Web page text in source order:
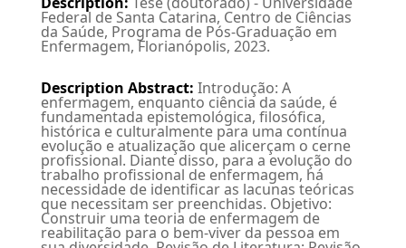
Federal de Santa Catarina, Centro de Ciências
da Saúde, Programa de Pós-Graduação em
Enfermagem, Florianópolis, 2023.
Description Abstract: Introdução: A
enfermagem, enquanto ciência da saúde, é
fundamentada epistemológica, filosófica,
histórica e culturalmente para uma contínua
evolução e atualização que alicerçam o cerne
profissional. Diante disso, para a evolução do
trabalho profissional de enfermagem, há
necessidade de identificar as lacunas teóricas
que necessitam ser preenchidas. Objetivo:
Construir uma teoria de enfermagem de
reabilitação para o bem-viver da pessoa em